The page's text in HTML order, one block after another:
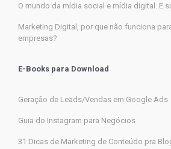
O mundo da mídia social e mídia digital. E
Marketing Digital, por que não funciona
empresas?
E-Books para Download
Geração de Leads/Vendas em Google Ads
Guia do Instagram para Negócios
31 Dicas de Marketing de Conteúdo pra